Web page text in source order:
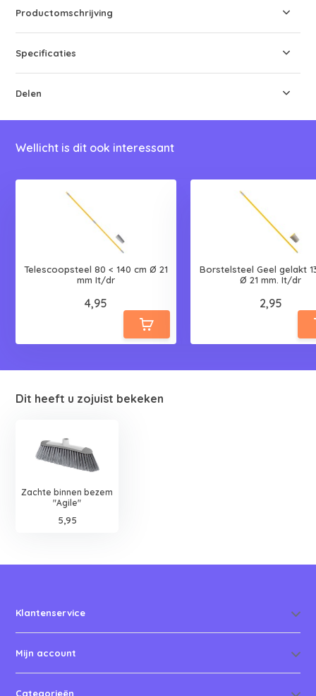
Productomschrijving
Specificaties
Delen
Wellicht is dit ook interessant
Telescoopsteel 80 < 140 cm Ø 21
mm It/dr
4,95
Borstelsteel Geel gelakt
Ø 21 mm. It/dr
2,95
Dit heeft u zojuist bekeken
Zachte binnen bezem
"Agile"
5,95
Klantenservice
Mijn account
Categorieën